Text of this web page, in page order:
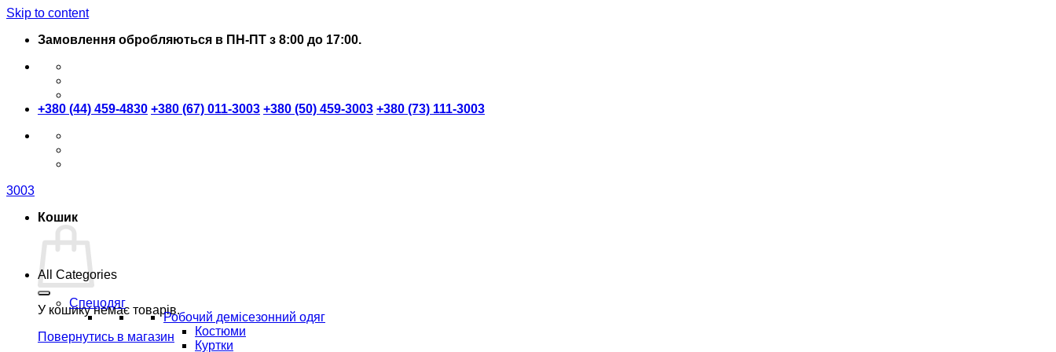
Skip to content
Замовлення обробляються в ПН-ПТ з 8:00 до 17:00.
+380 (44) 459-4830 +380 (67) 011-3003 +380 (50) 459-3003 +380 (73) 111-3003
3003
Кошик
У кошику немає товарів.
Повернутись в магазин
All Categories
Спецодяг
Робочий демісезонний одяг
Костюми
Куртки